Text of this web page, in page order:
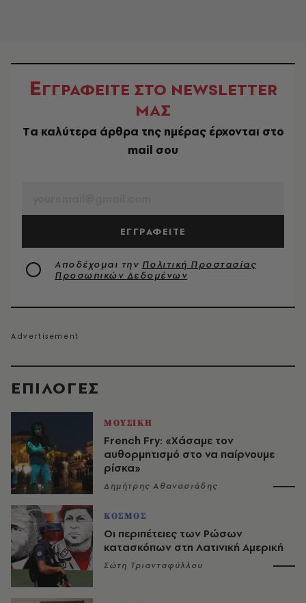
EΠΙΛΟΓΈΣ
ΜΟΥΣΙΚΗ
French Fry: «Χάσαμε τον
αυθορμητισμό στο να παίρνουμε
ρίσκα»
Δημήτρης Αθανασιάδης
ΚΟΣΜΟΣ
Οι περιπέτειες των Ρώσων
κατασκόπων στη Λατινική Αμερική
Σώτη Τριανταφύλλου
ΕΓΓΡΑΦΕΙΤΕ ΣΤΟ NEWSLETTER
ΜΑΣ
Tα καλύτερα άρθρα της ημέρας έρχονται στο
mail σου
ΕΓΓΡΑΦΕΙΤΕ
Αποδέχομαι την Πολιτική Προστασίας
Προσωπικών Δεδομένων